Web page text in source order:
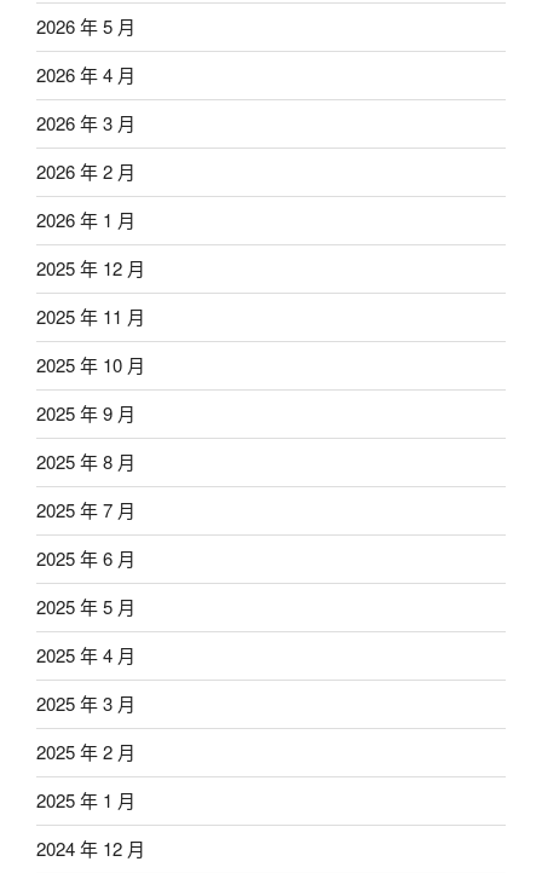
2026 年 5 月
2026 年 4 月
2026 年 3 月
2026 年 2 月
2026 年 1 月
2025 年 12 月
2025 年 11 月
2025 年 10 月
2025 年 9 月
2025 年 8 月
2025 年 7 月
2025 年 6 月
2025 年 5 月
2025 年 4 月
2025 年 3 月
2025 年 2 月
2025 年 1 月
2024 年 12 月